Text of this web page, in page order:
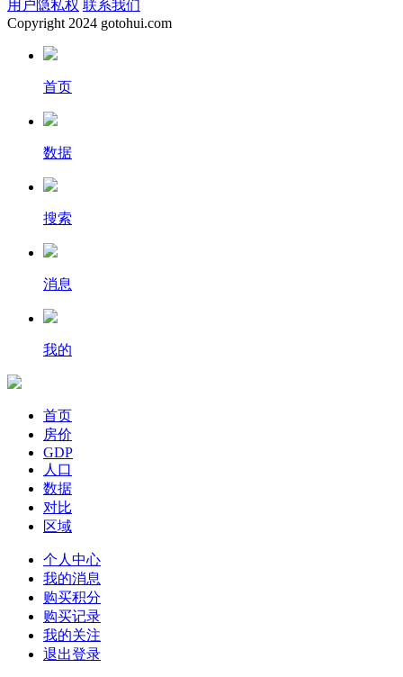
用户隐私权 联系我们
Copyright 2024 gotohui.com
首页
数据
搜索
消息
我的
首页
房价
GDP
人口
数据
对比
区域
个人中心
我的消息
购买积分
购买记录
我的关注
退出登录